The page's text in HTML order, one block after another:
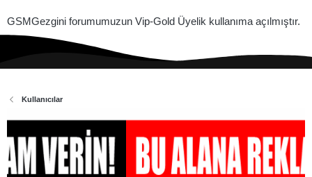
GSMGezgini forumumuzun Vip-Gold Üyelik kullanıma açılmıştır.
Kullanıcılar